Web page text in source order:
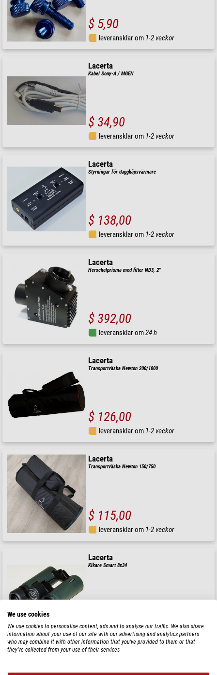
$ 5,90
leveransklar om 1-2 veckor
Lacerta
Kabel Sony-A / MGEN
$ 34,90
leveransklar om 1-2 veckor
Lacerta
Styrningar för daggkåpsvärmare
$ 138,00
leveransklar om 1-2 veckor
Lacerta
Herschelprisma med filter ND3, 2"
$ 392,00
leveransklar om24 h
Lacerta
Transportväska Newton 200/1000
$ 126,00
leveransklar om 1-2 veckor
Lacerta
Transportväska Newton 150/750
$ 115,00
leveransklar om 1-2 veckor
Lacerta
Kikare Smart 8x34
leveransklar om1-2 veckor
We use cookies
We use cookies to personalise content, ads and to analyse our traffic. We also share
information about your use of our site with our advertising and analytics partners
who may combine it with other information that you’ve provided to them or that
they’ve collected from your use of their services